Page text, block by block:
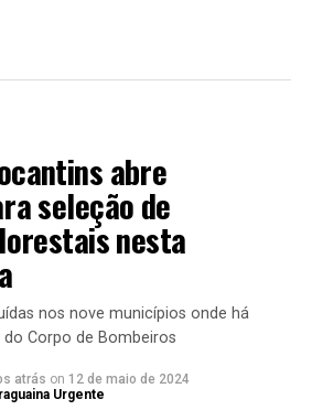
abre
seleção de
nesta
nos nove municípios onde há
Corpo de Bombeiros
atrás on 12 de maio de 2024
Urgente